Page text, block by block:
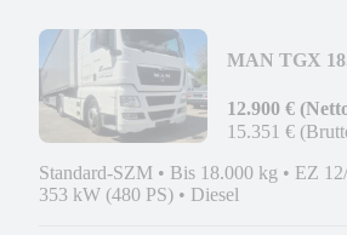
MAN TGX
12.900 €
15.351 €
Standard-SZM • Bis 18.000 kg • EZ
353 kW (480 PS) • Diesel